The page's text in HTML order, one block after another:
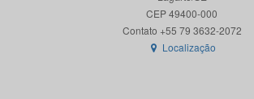
CEP 49400-000
Localização